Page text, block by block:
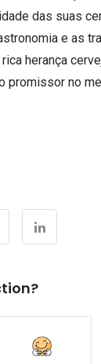
das suas
e as
herança
promissor no